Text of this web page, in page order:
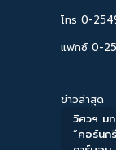
โทร 0-
แฟกซ์ 0-
ข่าวล่าสุด
วิศวฯ ม
“คอร์นก